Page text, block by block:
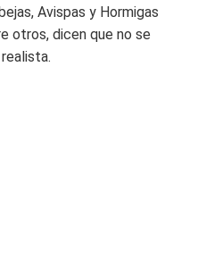
Avispas y Hormigas
otros, dicen que no se